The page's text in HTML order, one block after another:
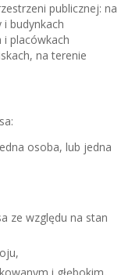
publicznej: na
i budynkach
i placówkach
na terenie
osoba, lub jedna
ze względu na stan